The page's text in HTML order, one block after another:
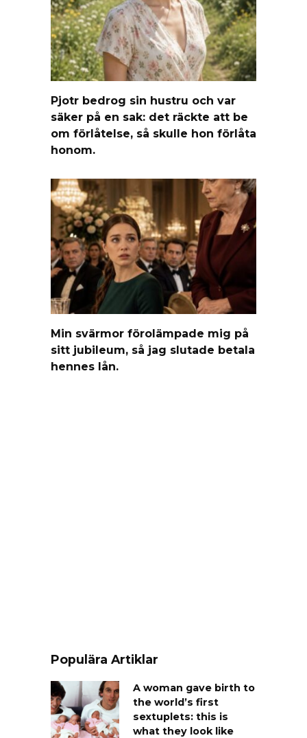
Pjotr bedrog sin hustru och var
säker på en sak: det räckte att be
om förlåtelse, så skulle hon förlåta
honom.
Min svärmor förolämpade mig på
sitt jubileum, så jag slutade betala
hennes lån.
Populära Artiklar
A woman gave birth to
the world’s first
sextuplets: this is
what they look like